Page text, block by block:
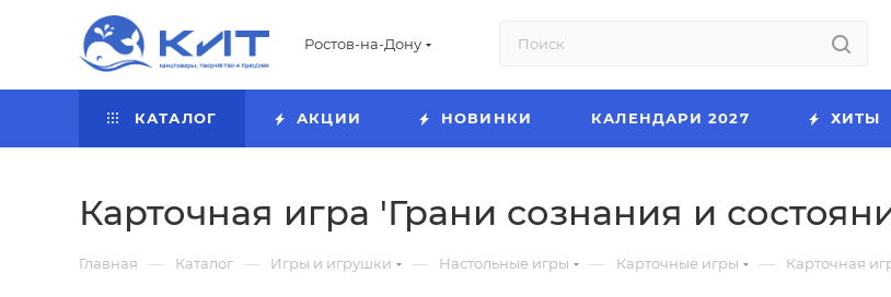
Ростов-на-Дону
КАТАЛОГ АКЦИИ НОВИНКИ КАЛЕНДАРИ 2027 ХИТЫ
Карточная игра 'Грани сознания и
Главная — Каталог — Игры и игрушки — Настольные игры — Карточные игры — Карточная